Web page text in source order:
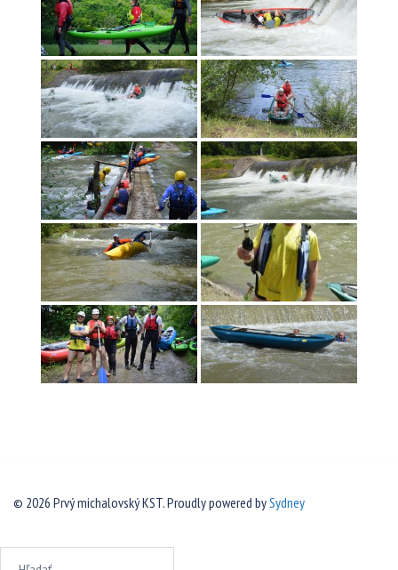
© 2026 Prvý michalovský KST. Proudly powered bySydney